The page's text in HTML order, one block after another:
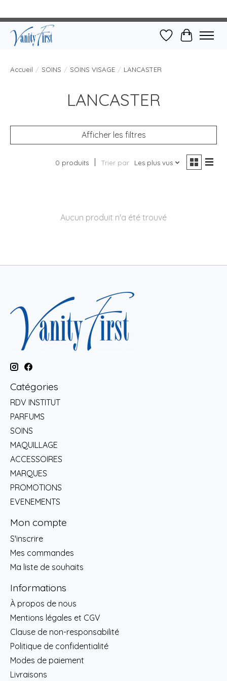
Liste dePanier
Accueil / SOINS / SOINS VISAGE / LANCASTER
LANCASTER
Afficher les filtres
0 produits Trier par Les plus vus
Aucun produit n'a été trouvé
Catégories
RDV INSTITUT
PARFUMS
SOINS
MAQUILLAGE
ACCESSOIRES
MARQUES
PROMOTIONS
EVENEMENTS
Mon compte
S'inscrire
Mes commandes
Ma liste de souhaits
Informations
À propos de nous
Mentions légales et CGV
Clause de non-responsabilité
Politique de confidentialité
Modes de paiement
Livraisons